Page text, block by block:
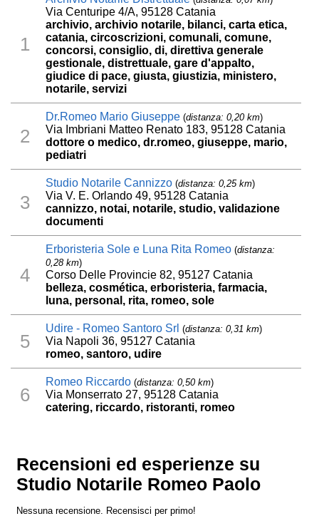
1
Via Centuripe 4/A, 95128 Catania
archivio, archivio notarile, bilanci, carta etica,
catania, circoscrizioni, comunali, comune,
concorsi, consiglio, di, direttiva generale
gestionale, distrettuale, gare d'appalto,
giudice di pace, giusta, giustizia, ministero,
notarile, servizi
2
Dr.Romeo Mario Giuseppe (distanza: 0,20 km)
Via Imbriani Matteo Renato 183, 95128 Catania
dottore o medico, dr.romeo, giuseppe, mario,
pediatri
3
Studio Notarile Cannizzo (distanza: 0,25 km)
Via V. E. Orlando 49, 95128 Catania
cannizzo, notai, notarile, studio, validazione
documenti
4
Erboristeria Sole e Luna Rita Romeo (distanza:
0,28 km)
Corso Delle Provincie 82, 95127 Catania
belleza, cosmética, erboristeria, farmacia,
luna, personal, rita, romeo, sole
5
Udire - Romeo Santoro Srl (distanza: 0,31 km)
Via Napoli 36, 95127 Catania
romeo, santoro, udire
6
Romeo Riccardo (distanza: 0,50 km)
Via Monserrato 27, 95128 Catania
catering, riccardo, ristoranti, romeo
Recensioni ed esperienze su
Studio Notarile Romeo Paolo
Nessuna recensione. Recensisci per primo!